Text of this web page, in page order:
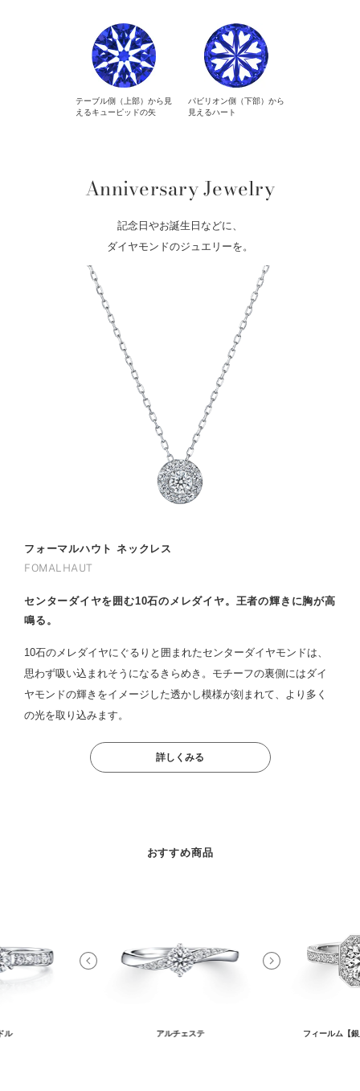
テーブル側（上部）から見
えるキューピッドの矢
パビリオン側（下部）から
見えるハート
Anniversary Jewelry
記念日やお誕生日などに、
ダイヤモンドのジュエリーを。
フォーマルハウト ネックレス
FOMALHAUT
センターダイヤを囲む10石のメレダイヤ。王者の輝きに胸が高
鳴る。
10石のメレダイヤにぐるりと囲まれたセンターダイヤモンドは、
思わず吸い込まれそうになるきらめき。モチーフの裏側にはダイ
ヤモンドの輝きをイメージした透かし模様が刻まれて、より多く
の光を取り込みます。
詳しくみる
おすすめ商品
ル アルチェステ フィールム【